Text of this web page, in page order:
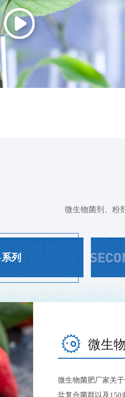
微生物菌剂、粉
列
-系列
技术，通过螯酶工艺
通过酶解作用，将低